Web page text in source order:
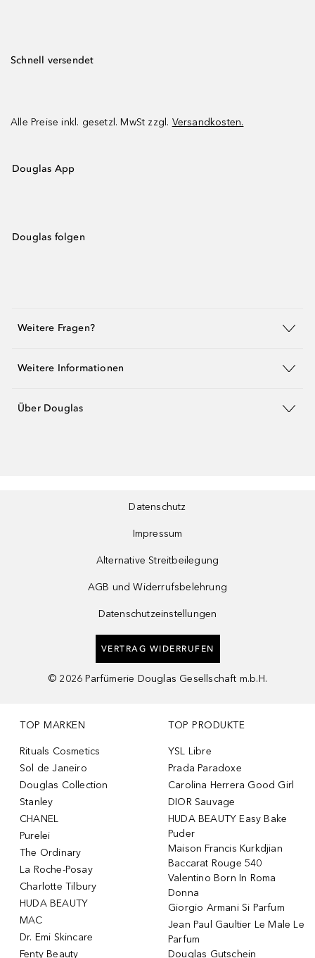
Schnell versendet
Alle Preise inkl. gesetzl. MwSt zzgl. Versandkosten.
Douglas App
Douglas folgen
Weitere Fragen?
Weitere Informationen
Über Douglas
Datenschutz
Impressum
Alternative Streitbeilegung
AGB und Widerrufsbelehrung
Datenschutzeinstellungen
VERTRAG WIDERRUFEN
© 2026 Parfümerie Douglas Gesellschaft m.b.H.
TOP MARKEN
Rituals Cosmetics
Sol de Janeiro
Douglas Collection
Stanley
CHANEL
Purelei
The Ordinary
La Roche-Posay
Charlotte Tilbury
HUDA BEAUTY
MAC
Dr. Emi Skincare
Fenty Beauty
TOP PRODUKTE
YSL Libre
Prada Paradoxe
Carolina Herrera Good Girl
DIOR Sauvage
HUDA BEAUTY Easy Bake
Puder
Maison Francis Kurkdjian
Baccarat Rouge 540
Valentino Born In Roma
Donna
Giorgio Armani Si Parfum
Jean Paul Gaultier Le Male Le
Parfum
Douglas Gutschein